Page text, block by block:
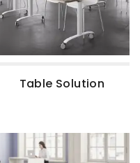
Table Solution